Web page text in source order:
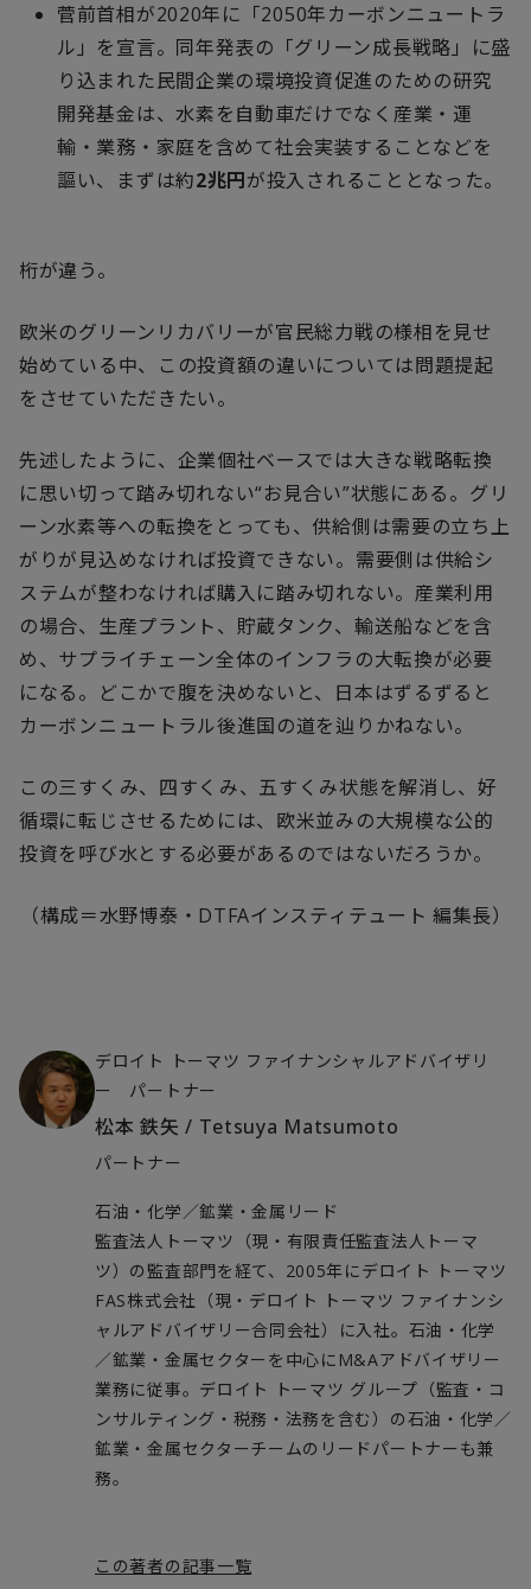
菅前首相が2020年に「2050年カーボンニュートラ
ル」を宣言。同年発表の「グリーン成長戦略」に盛
り込まれた民間企業の環境投資促進のための研究
開発基金は、水素を自動車だけでなく産業・運
輸・業務・家庭を含めて社会実装することなどを
謳い、まずは約2兆円が投入されることとなった。
桁が違う。
欧米のグリーンリカバリーが官民総力戦の様相を見せ
始めている中、この投資額の違いについては問題提起
をさせていただきたい。
先述したように、企業個社ベースでは大きな戦略転換
に思い切って踏み切れない“お見合い”状態にある。グリ
ーン水素等への転換をとっても、供給側は需要の立ち上
がりが見込めなければ投資できない。需要側は供給シ
ステムが整わなければ購入に踏み切れない。産業利用
の場合、生産プラント、貯蔵タンク、輸送船などを含
め、サプライチェーン全体のインフラの大転換が必要
になる。どこかで腹を決めないと、日本はずるずると
カーボンニュートラル後進国の道を辿りかねない。
この三すくみ、四すくみ、五すくみ状態を解消し、好
循環に転じさせるためには、欧米並みの大規模な公的
投資を呼び水とする必要があるのではないだろうか。
（構成＝水野博泰・ DTFAインスティテュート 編集長）
デロイト トーマツ ファイナンシャルアドバイザリ
ー パートナー
松本 鉄矢 / Tetsuya Matsumoto
パートナー
石油・化学／鉱業・金属リード
監査法人トーマツ（現・有限責任監査法人トーマ
ツ）の監査部門を経て、2005年にデロイト トーマツ
FAS株式会社（現・デロイト トーマツ ファイナンシ
ャルアドバイザリー合同会社）に入社。石油・化学
／鉱業・金属セクターを中心にM&Aアドバイザリー
業務に従事。デロイト トーマツ グループ（監査・コ
ンサルティング・税務・法務を含む）の石油・化学／
鉱業・金属セクターチームのリードパートナーも兼
務。
この著者の記事一覧